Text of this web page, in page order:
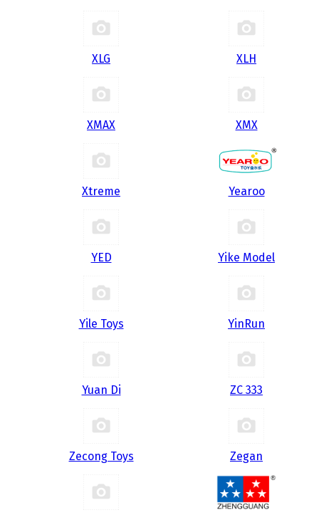
XLG XLH
XMAX XMX
Xtreme Yearoo
YED Yike Model
Yile Toys YinRun
Yuan Di ZC 333
Zecong Toys Zegan